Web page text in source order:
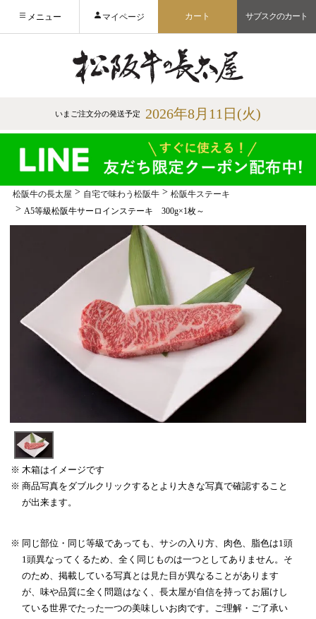
メニュー マイページ カート サブスクのカート
いまご注文分の発送予定 2026年8月11日(火)
松阪牛の長太屋 自宅で味わう松阪牛
松阪牛ステーキ
A5等級松阪牛サーロインステーキ 300g×1枚～
木箱はイメージです
商品写真をダブルクリックするとより大きな写真で確認すること
が出来ます。
同じ部位・同じ等級であっても、サシの入り方、肉色、脂色は1頭
1頭異なってくるため、全く同じものは一つとしてありません。そ
のため、掲載している写真とは見た目が異なることがあります
が、味や品質に全く問題はなく、長太屋が自信を持ってお届けし
ている世界でたった一つの美味しいお肉です。ご理解・ご了承い